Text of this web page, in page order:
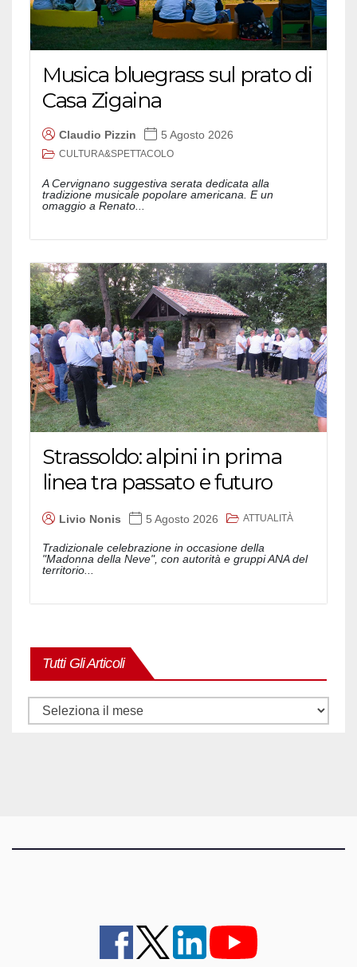
Musica bluegrass sul prato di
Casa Zigaina
Claudio Pizzin 5 Agosto 2026
CULTURA&SPETTACOLO
A Cervignano suggestiva serata dedicata alla
tradizione musicale popolare americana. E un
omaggio a Renato...
Strassoldo: alpini in prima
linea tra passato e futuro
Livio Nonis 5 Agosto 2026 ATTUALITÀ
Tradizionale celebrazione in occasione della
"Madonna della Neve", con autorità e gruppi ANA del
territorio...
Tutti Gli Articoli
Tutti